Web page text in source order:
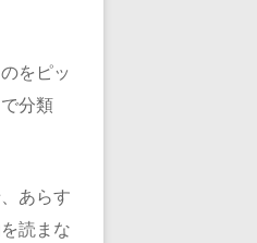
をピッ
分類
あらす
読まな